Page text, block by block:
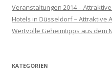
Veranstaltungen 2014 –
Hotels in Düsseldorf – Attraktive
Wertvolle Geheimtipps aus dem
KATEGORIEN